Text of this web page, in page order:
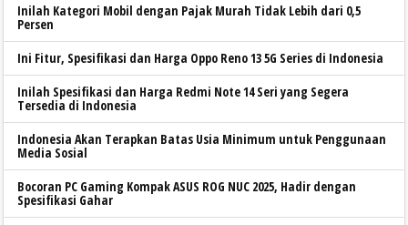
Inilah Kategori Mobil dengan Pajak Murah Tidak Lebih dari 0,5
Persen
Ini Fitur, Spesifikasi dan Harga Oppo Reno 13 5G Series di Indonesia
Inilah Spesifikasi dan Harga Redmi Note 14 Seri yang Segera
Tersedia di Indonesia
Indonesia Akan Terapkan Batas Usia Minimum untuk Penggunaan
Media Sosial
Bocoran PC Gaming Kompak ASUS ROG NUC 2025, Hadir dengan
Spesifikasi Gahar